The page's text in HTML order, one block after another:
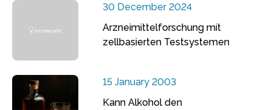
30 December 2024
Arzneimittelforschung mit
zellbasierten Testsystemen
15 January 2003
Kann Alkohol den